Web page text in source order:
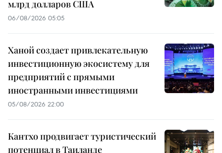
млрд долларов США
06/08/2026 05:05
Ханой создает привлекательную
инвестиционную экосистему для
предприятий с прямыми
иностранными инвестициями
05/08/2026 22:00
Кантхо продвигает туристический
потенциал в Таиланде